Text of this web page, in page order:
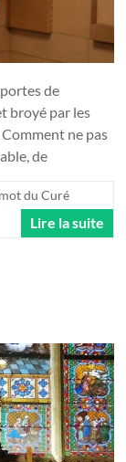
de
broyé par les
ne pas
de
du Curé
Lire la suite